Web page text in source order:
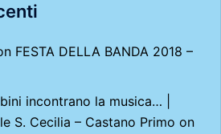
FESTA DELLA BANDA 2018 –
incontrano la musica… |
S. Cecilia – Castano Primo on